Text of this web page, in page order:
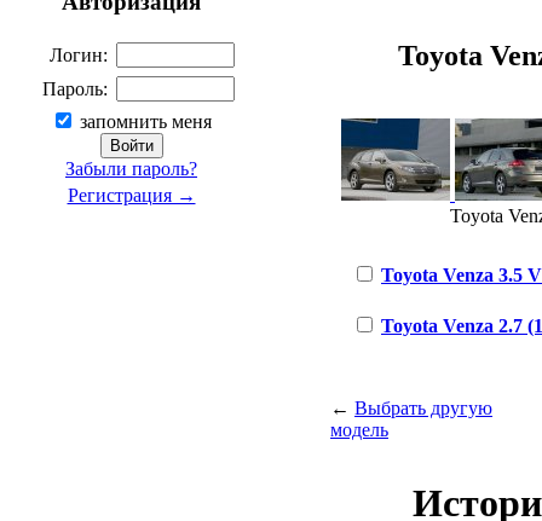
Логин:
Пароль:
запомнить меня
Забыли пароль?
Регистрация →
Toyota
Toyota
Toyota Venza 3.5
Toyota Venza 2.7
← Выбрать другую
модель